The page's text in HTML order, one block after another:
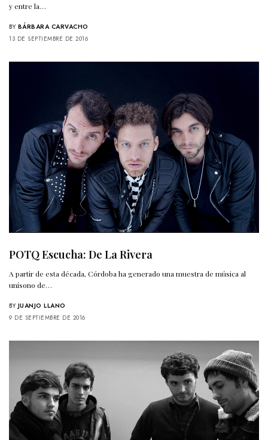
y entre la…
BY BÁRBARA CARVACHO
13 DE SEPTIEMBRE DE 2016
POTQ Escucha: De La Rivera
A partir de esta década, Córdoba ha generado una muestra de música al
unísono de…
BY JUANJO LLANO
9 DE SEPTIEMBRE DE 2016